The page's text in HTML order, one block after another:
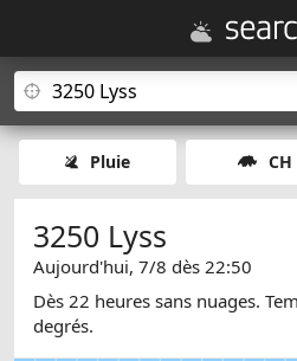
Pluie CH
3250 Lyss
Aujourd'hui, 7/8 dès 22:50
Dès 22 heures sans nuages.
degrés.